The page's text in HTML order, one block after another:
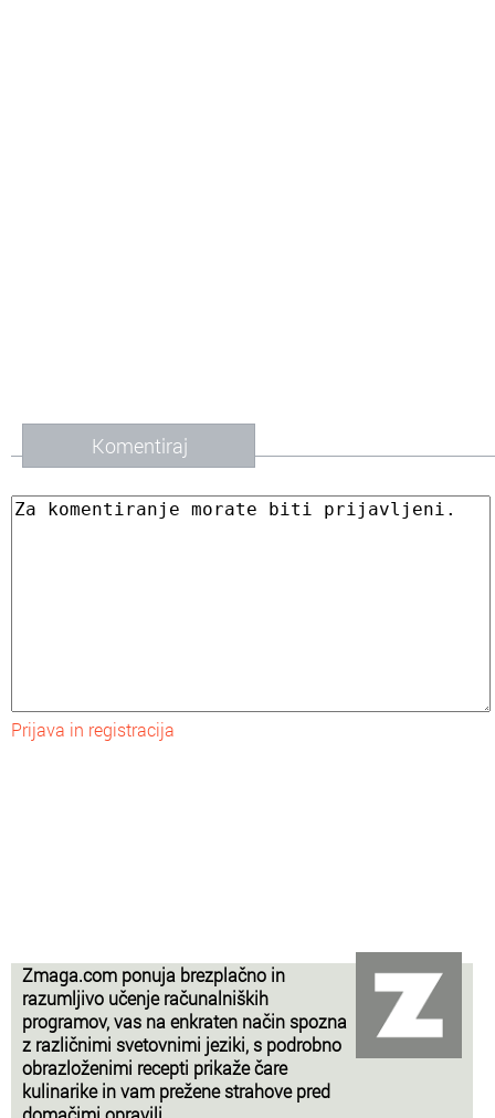
Komentiraj
Prijava in registracija
Zmaga.com ponuja brezplačno in
razumljivo učenje računalniških
programov, vas na enkraten način spozna
z različnimi svetovnimi jeziki, s podrobno
obrazloženimi recepti prikaže čare
kulinarike in vam prežene strahove pred